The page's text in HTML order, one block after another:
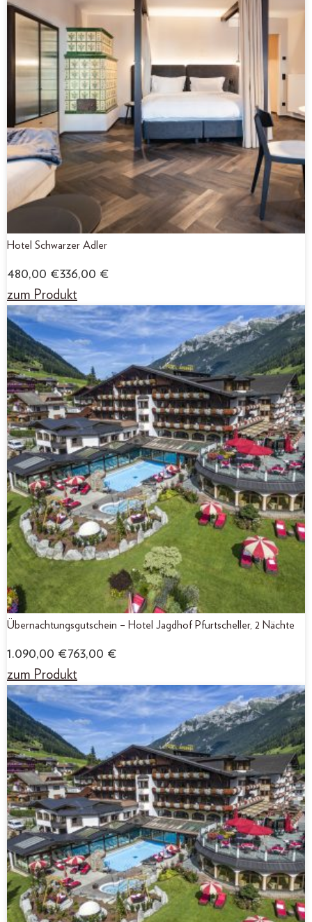
Hotel Schwarzer Adler
480,00 €336,00 €
zum Produkt
Übernachtungsgutschein – Hotel Jagdhof Pfurtscheller, 2 Nächte
1.090,00 €763,00 €
zum Produkt